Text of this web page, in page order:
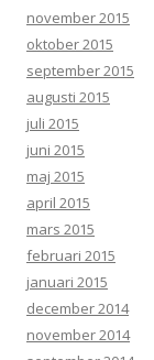
november 2015
oktober 2015
september 2015
augusti 2015
juli 2015
juni 2015
maj 2015
april 2015
mars 2015
februari 2015
januari 2015
december 2014
november 2014